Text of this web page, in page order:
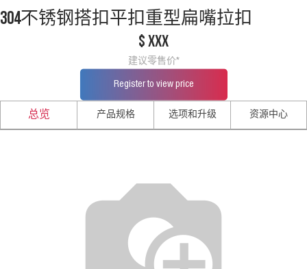
304不锈钢搭扣平扣重型扁嘴拉扣
$ xxx
建议零售价*
Register to view price
总览 产品规格 选项和升级 资源中心